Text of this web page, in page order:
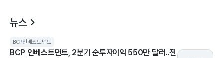
뉴스
BCP인베스트먼트
BCP 인베스트먼트, 2분기 순투자이익 550만 달러..전